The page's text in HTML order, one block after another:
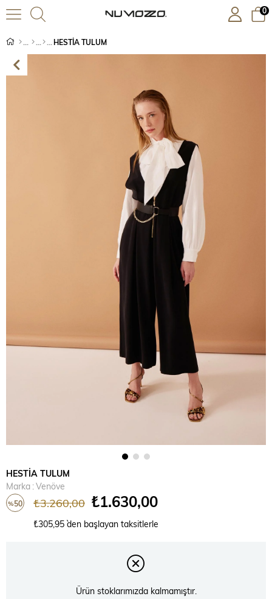
0
HESTİA TULUM
HESTİA TULUM
Marka :Venöve
%50 ₺3.260,00 ₺1.630,00
₺305,95 `den başlayan taksitlerle
Ürün stoklarımızda kalmamıştır.